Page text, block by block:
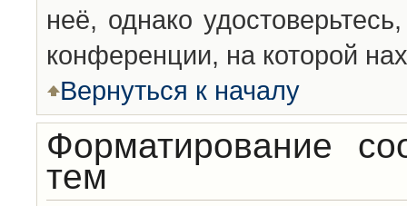
неё, однако
конференции, на которой
Вернуться к началу
Форматирование
тем